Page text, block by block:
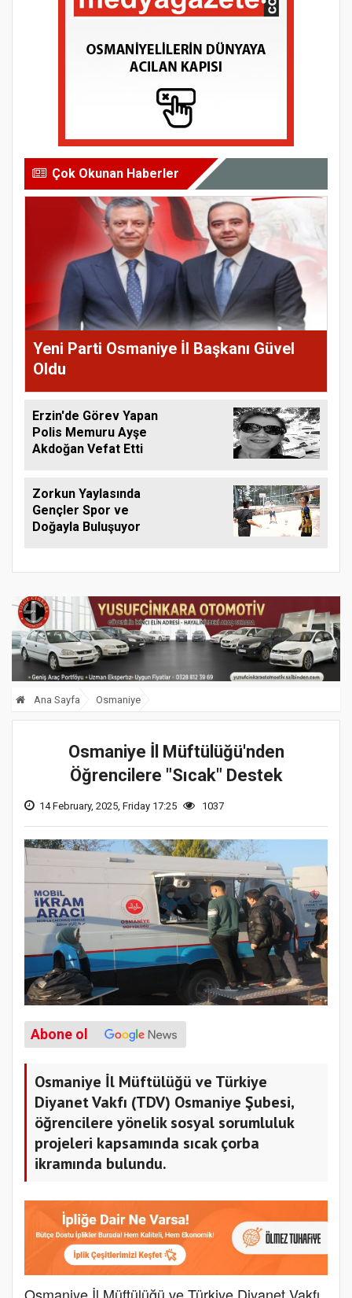
Çok Okunan Haberler
Yeni Parti Osmaniye İl Başkanı Güvel
Oldu
Erzin'de Görev Yapan
Polis Memuru Ayşe
Akdoğan Vefat Etti
Zorkun Yaylasında
Gençler Spor ve
Doğayla Buluşuyor
Ana Sayfa Osmaniye
Osmaniye İl Müftülüğü'nden
Öğrencilere "Sıcak" Destek
14 February, 2025, Friday 17:25 1037
Abone ol
Osmaniye İl Müftülüğü ve Türkiye
Diyanet Vakfı (TDV) Osmaniye Şubesi,
öğrencilere yönelik sosyal sorumluluk
projeleri kapsamında sıcak çorba
ikramında bulundu.